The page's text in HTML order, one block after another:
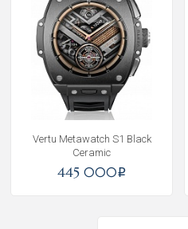
Vertu Metawatch S1 Black
Ceramic
445 000i